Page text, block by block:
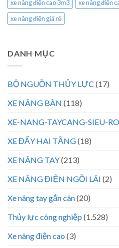
xe nâng điện cao 3m3
xe nâng điện
xe nâng điện giá rẻ
DANH MỤC
BỘ NGUỒN THỦY LỰC (17)
XE NÂNG BÀN (118)
XE-NANG-TAYCANG-SIEU-
XE ĐẨY HAI TẦNG(18)
XE NÂNG TAY(213)
XE NÂNG ĐIỆN NGỒI LÁI (2)
Xe nâng tay gắn cân(20)
Thủy lực công nghiệp (1.528)
Xe nâng điện cao (3)